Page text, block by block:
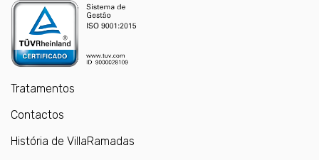
Tratamentos
Contactos
História de VillaRamadas